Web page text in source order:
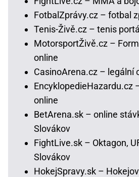
FotbalZprávy.cz – fotbal
Tenis-Živě.cz – tenis
MotorsportŽivě.cz –
online
CasinoArena.cz – legální
EncyklopedieHazardu.cz
online
BetArena.sk – online
Slovákov
FightLive.sk – Oktagon,
Slovákov
HokejSpravy.sk –